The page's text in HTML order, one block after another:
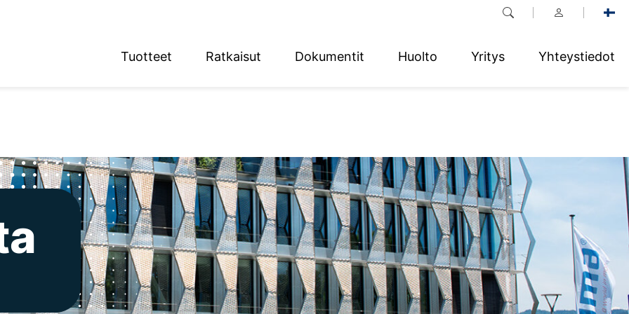
Tuotteet Ratkaisut Dokumentit Huolto Yritys Yhteystiedot
alue